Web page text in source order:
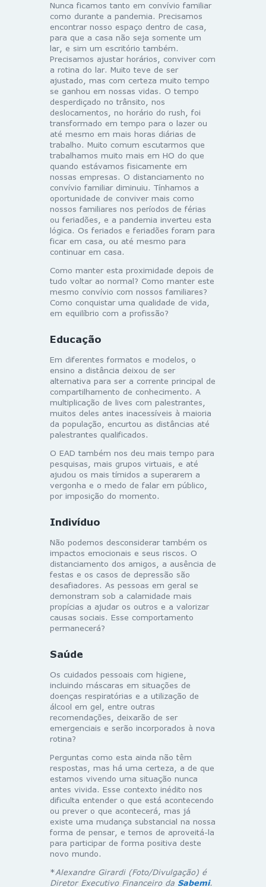
Nunca ficamos tanto em convívio familiar
como durante a pandemia. Precisamos
encontrar nosso espaço dentro de casa,
para que a casa não seja somente um
lar, e sim um escritório também.
Precisamos ajustar horários, conviver com
a rotina do lar. Muito teve de ser
ajustado, mas com certeza muito tempo
se ganhou em nossas vidas. O tempo
desperdiçado no trânsito, nos
deslocamentos, no horário do rush, foi
transformado em tempo para o lazer ou
até mesmo em mais horas diárias de
trabalho. Muito comum escutarmos que
trabalhamos muito mais em HO do que
quando estávamos fisicamente em
nossas empresas. O distanciamento no
convívio familiar diminuiu. Tínhamos a
oportunidade de conviver mais como
nossos familiares nos períodos de férias
ou feriadões, e a pandemia inverteu esta
lógica. Os feriados e feriadões foram para
ficar em casa, ou até mesmo para
continuar em casa.
Como manter esta proximidade depois de
tudo voltar ao normal? Como manter este
mesmo convívio com nossos familiares?
Como conquistar uma qualidade de vida,
em equilíbrio com a profissão?
Educação
Em diferentes formatos e modelos, o
ensino a distância deixou de ser
alternativa para ser a corrente principal de
compartilhamento de conhecimento. A
multiplicação de lives com palestrantes,
muitos deles antes inacessíveis à maioria
da população, encurtou as distâncias até
palestrantes qualificados.
O EAD também nos deu mais tempo para
pesquisas, mais grupos virtuais, e até
ajudou os mais tímidos a superarem a
vergonha e o medo de falar em público,
por imposição do momento.
Indivíduo
Não podemos desconsiderar também os
impactos emocionais e seus riscos. O
distanciamento dos amigos, a ausência de
festas e os casos de depressão são
desafiadores. As pessoas em geral se
demonstram sob a calamidade mais
propícias a ajudar os outros e a valorizar
causas sociais. Esse comportamento
permanecerá?
Saúde
Os cuidados pessoais com higiene,
incluindo máscaras em situações de
doenças respiratórias e a utilização de
álcool em gel, entre outras
recomendações, deixarão de ser
emergenciais e serão incorporados à nova
rotina?
Perguntas como esta ainda não têm
respostas, mas há uma certeza, a de que
estamos vivendo uma situação nunca
antes vivida. Esse contexto inédito nos
dificulta entender o que está acontecendo
ou prever o que acontecerá, mas já
existe uma mudança substancial na nossa
forma de pensar, e temos de aproveitá-la
para participar de forma positiva deste
novo mundo.
*Alexandre Girardi (Foto/Divulgação) é
Diretor Executivo Financeiro da Sabemi.